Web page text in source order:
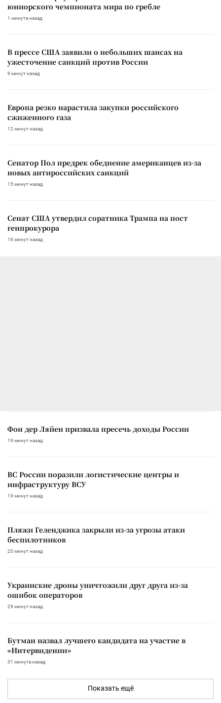
юниорского чемпионата мира по гребле
1 минута назад
В прессе США заявили о небольших шансах на
ужесточение санкций против России
9 минут назад
Европа резко нарастила закупки российского
сжиженного газа
12 минут назад
Сенатор Пол предрек обеднение американцев из-за
новых антироссийских санкций
15 минут назад
Сенат США утвердил соратника Трампа на пост
генпрокурора
16 минут назад
Фон дер Ляйен призвала пресечь доходы России
19 минут назад
ВС России поразили логистические центры и
инфраструктуру ВСУ
19 минут назад
Пляжи Геленджика закрыли из-за угрозы атаки
беспилотников
20 минут назад
Украинские дроны уничтожили друг друга из-за
ошибок операторов
29 минут назад
Бутман назвал лучшего кандидата на участие в
«Интервидении»
31 минута назад
Показать ещё